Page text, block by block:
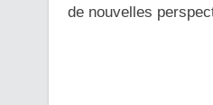
de nouvelles